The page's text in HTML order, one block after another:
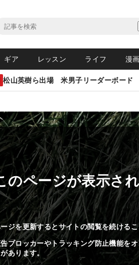
ギア レッスン ライフ 漫画
松山英樹ら出場 米男子リーダーボード
のページが表示さ
ジを更新するとサイトの閲覧を続けるこ
ブロッカーやトラッキング防止機能を
あります。